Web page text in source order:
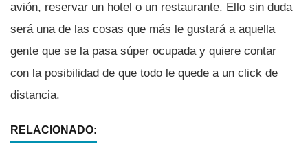
avión, reservar un hotel o un restaurante. Ello sin duda
será una de las cosas que más le gustará a aquella
gente que se la pasa súper ocupada y quiere contar
con la posibilidad de que todo le quede a un click de
distancia.
RELACIONADO: